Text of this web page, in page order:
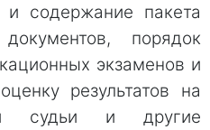
содержание пакета
порядок
экзаменов и
результатов на
судьи и другие